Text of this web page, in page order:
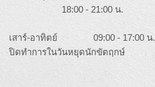
18:00 - 21:00 น.
เสาร์-อาทิตย์ 09:00 - 17:00 น.
ปิดทำการในวันหยุดนักขัตฤกษ์